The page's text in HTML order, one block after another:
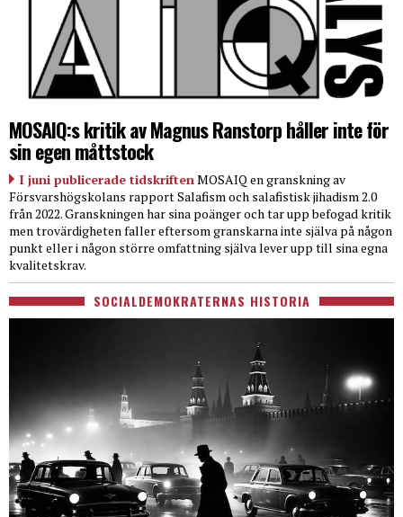
MOSAIQ:s kritik av Magnus Ranstorp håller inte för
sin egen måttstock
I juni publicerade tidskriftenMOSAIQ en granskning av
Försvarshögskolans rapport Salafism och salafistisk jihadism 2.0
från 2022. Granskningen har sina poänger och tar upp befogad kritik
men trovärdigheten faller eftersom granskarna inte själva på någon
punkt eller i någon större omfattning själva lever upp till sina egna
kvalitetskrav.
SOCIALDEMOKRATERNAS HISTORIA